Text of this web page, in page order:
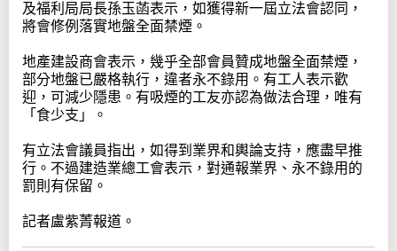
及福利局局長孫玉菡表示，如獲得新一屆立法會認同，
將會修例落實地盤全面禁煙。
地產建設商會表示，幾乎全部會員贊成地盤全面禁煙，
部分地盤已嚴格執行，違者永不錄用。有工人表示歡
迎，可減少隱患。有吸煙的工友亦認為做法合理，唯有
「食少支」。
有立法會議員指出，如得到業界和輿論支持，應盡早推
行。不過建造業總工會表示，對通報業界、永不錄用的
罰則有保留。
記者盧紫菁報道。